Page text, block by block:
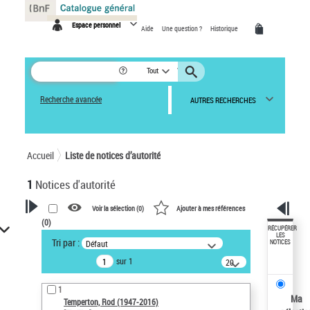
Espace personnel Aide Une question ? Historique
Tout
Recherche avancée AUTRES RECHERCHES
Accueil Liste de notices d’autorité
1 Notices d'autorité
VOTRE RECHERCHE
Recherche avancée dans les
notices d’autorité
Œuvres liées à l'auteur :
Temperton, Rod (1947-2016)
Voir la sélection (0) Ajouter à mes références
(0)
Tri par : Défaut
sur 1
20
résultats/page
1
Temperton, Rod (1947-2016)
RÉCUPÉRER
LES
NOTICES
Ma
Panneau de gestion des cookies